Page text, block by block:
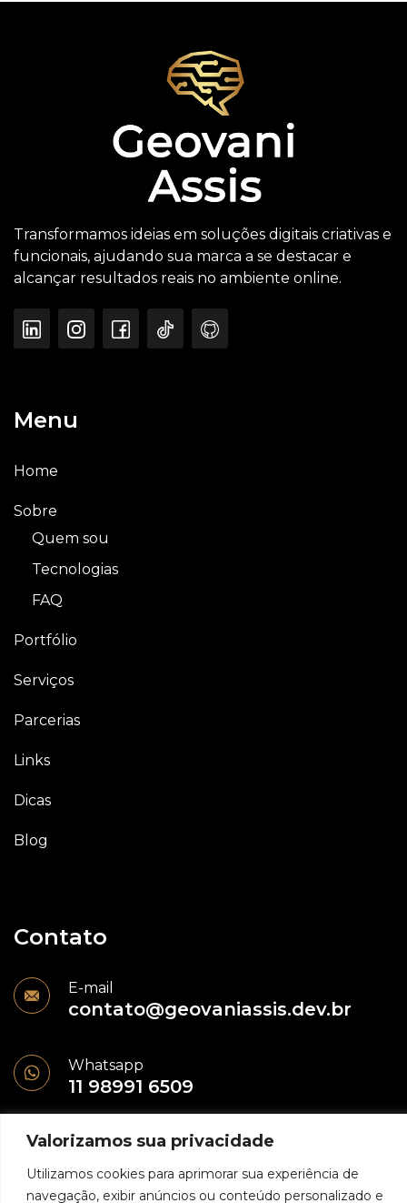
Valorizamos sua privacidade
Utilizamos cookies para aprimorar sua experiência de
navegação, exibir anúncios ou conteúdo personalizado e
Transformamos ideias em soluções digitais criativas e
funcionais, ajudando sua marca a se destacar e
alcançar resultados reais no ambiente online.
Menu
Home
Sobre
Quem sou
Tecnologias
FAQ
Portfólio
Serviços
Parcerias
Links
Dicas
Blog
Contato
E-mail
contato@geovaniassis.dev.br
Whatsapp
11 98991 6509